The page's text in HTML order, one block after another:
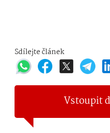
Sdílejte článek
Vstoupit